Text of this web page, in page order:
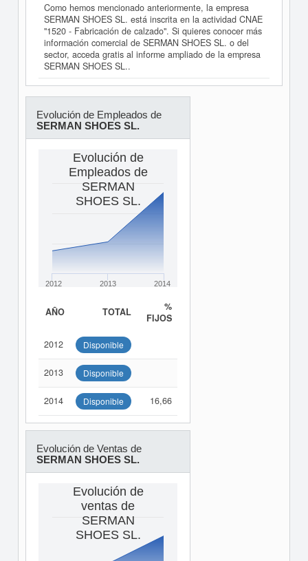
Como hemos mencionado anteriormente, la empresa
SERMAN SHOES SL. está inscrita en la actividad CNAE
"1520 - Fabricación de calzado". Si quieres conocer más
información comercial de SERMAN SHOES SL. o del
sector, acceda gratis al informe ampliado de la empresa
SERMAN SHOES SL..
Evolución de Empleados de
SERMAN SHOES SL.
Evolución de
Empleados de
SERMAN
SHOES SL.
2012 2013 2014
AÑO TOTAL
%
FIJOS
2012 Disponible
2013 Disponible
2014 Disponible 16,66
Evolución de Ventas de
SERMAN SHOES SL.
Evolución de
ventas de
SERMAN
SHOES SL.